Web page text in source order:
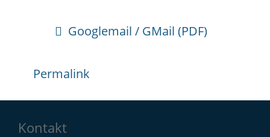
Googlemail / GMail (PDF)
Permalink
Kontakt